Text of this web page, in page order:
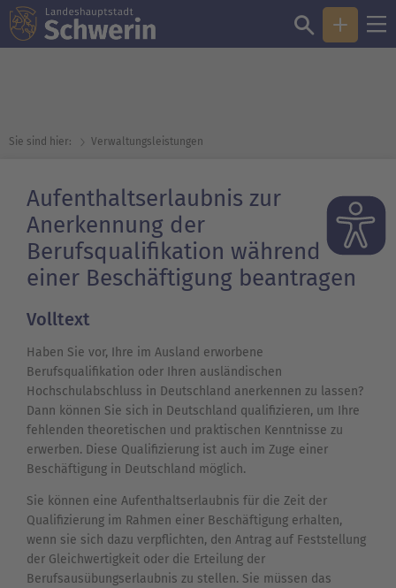
Sie sind hier: Verwaltungsleistungen
Aufenthaltserlaubnis zur
Anerkennung der
Berufsqualifikation während
einer Beschäftigung beantragen
Volltext
Haben Sie vor, Ihre im Ausland erworbene
Berufsqualifikation oder Ihren ausländischen
Hochschulabschluss in Deutschland anerkennen zu lassen?
Dann können Sie sich in Deutschland qualifizieren, um Ihre
fehlenden theoretischen und praktischen Kenntnisse zu
erwerben. Diese Qualifizierung ist auch im Zuge einer
Beschäftigung in Deutschland möglich.
Sie können eine Aufenthaltserlaubnis für die Zeit der
Qualifizierung im Rahmen einer Beschäftigung erhalten,
wenn sie sich dazu verpflichten, den Antrag auf Feststellung
der Gleichwertigkeit oder die Erteilung der
Berufsausübungserlaubnis zu stellen. Sie müssen das